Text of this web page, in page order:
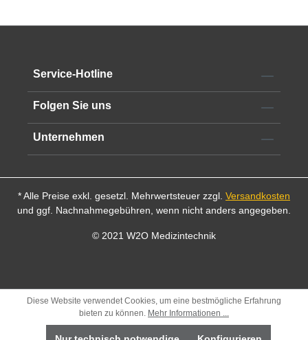
Service-Hotline
Folgen Sie uns
Unternehmen
* Alle Preise exkl. gesetzl. Mehrwertsteuer zzgl. Versandkosten
und ggf. Nachnahmegebühren, wenn nicht anders angegeben.
© 2021 W2O Medizintechnik
Diese Website verwendet Cookies, um eine bestmögliche Erfahrung
bieten zu können. Mehr Informationen ...